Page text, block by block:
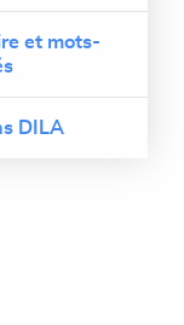
et mots-
DILA